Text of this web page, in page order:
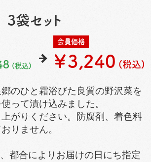
袋セット
(税込)
会員価格
￥3,240 (税込)
のひと霜浴びた良質の野沢菜を
って漬け込みました。
がりください。防腐剤、着色料
りません。
都合によりお届けの日にち指定